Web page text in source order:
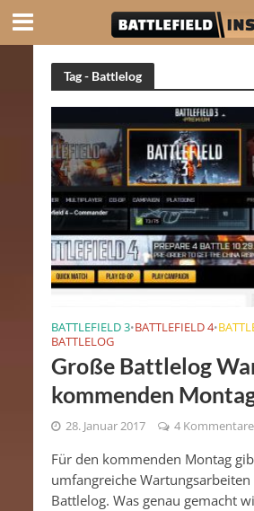
Tag - Battlelog
BATTLEFIELD 3•BATTLEFIELD 4•
BATTLELOG
Große Battlelog
kommenden
28. Januar 2017 4 Kommentare
Für den kommenden Montag
umfangreiche
Battlelog. Was genau gemacht